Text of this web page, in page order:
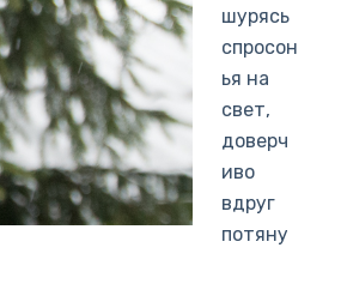
шурясь
спросон
ья на
свет,
доверч
иво
вдруг
потяну